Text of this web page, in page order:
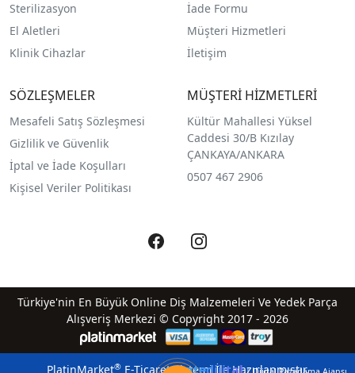
Sterilizasyon
El Aletleri
Klinik Cihazlar
İade Formu
Müşteri Hizmetleri
İletişim
SÖZLEŞMELER
Mesafeli Satış Sözleşmesi
Gizlilik ve Güvenlik
İptal ve İade Koşulları
Kişisel Veriler Politikası
MÜŞTERİ HİZMETLERİ
Kültür Mahallesi Yüksel
Caddesi 30/B Kızılay
ÇANKAYA/ANKARA
0507 467 2906
Türkiye'nin En Büyük Online Diş Malzemeleri Ve Yedek Parça
Alışveriş Merkezi © Copyright 2017 - 2026
PlatinMarket®E-Ticaret Sistemiİle Hazırlanmıştır.
qreatedijital